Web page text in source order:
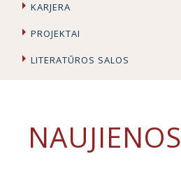
KARJERA
PROJEKTAI
LITERATŪROS SALOS
NAUJIENOS